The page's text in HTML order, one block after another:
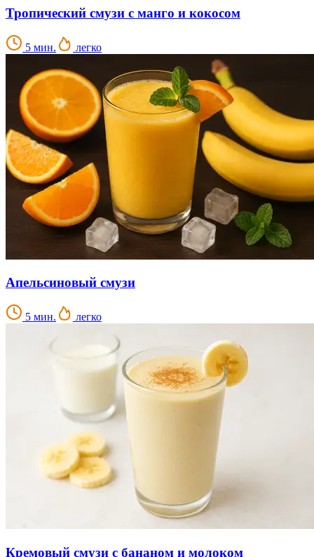
Тропический смузи с манго и кокосом
5 мин. легко
Апельсиновый смузи
5 мин. легко
Кремовый смузи с бананом и молоком